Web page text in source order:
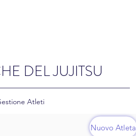
DEL JUJITSU
Atleti
Nuovo Atleta